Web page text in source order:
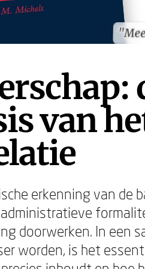
van
erkenning van de
doorwerken. In een
worden, is het